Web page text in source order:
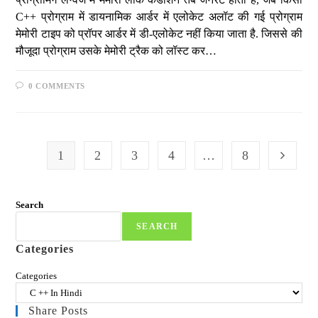
C++ प्रोग्राम में डायनामिक आर्डर में एलोकेट अलॉट की गई प्रोग्राम
मेमोरी टाइप को प्रॉपर आर्डर में डी-एलोकेट नहीं किया जाता है. जिससे की
मौजूदा प्रोग्राम उसके मेमोरी ट्रैक को लॉस्ट कर…
0 COMMENTS
1 2 3 4 … 8
Search
SEARCH
Categories
Categories
Share Posts